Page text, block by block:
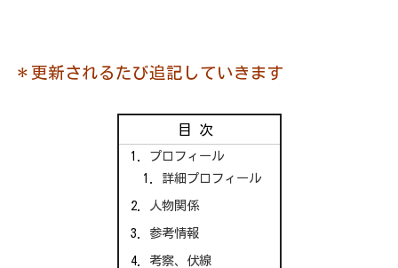
＊更新されるたび追記していきます
目次
プロフィール
詳細プロフィール
人物関係
参考情報
考察、伏線